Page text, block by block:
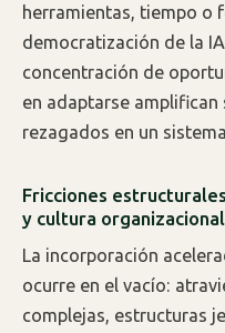
herramientas, tiempo o
democratización de la
concentración de
en adaptarse
rezagados en un
Fricciones
y cultura organizacional
La incorporación
ocurre en el vacío:
complejas, estructuras